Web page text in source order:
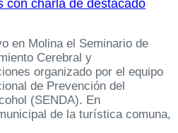
con charla de destacado
en Molina el Seminario de
Cerebral y
organizado por el equipo
de Prevención del
(SENDA). En
de la turística comuna,